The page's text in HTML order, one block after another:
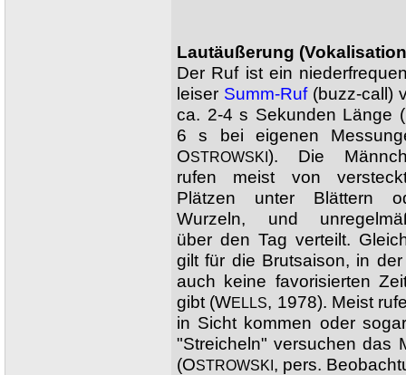
Lautäußerung
Der Ruf ist ein
leiser Summ-Ruf(buzz-call)
ca. 2-4 s Sekunden Länge
6 s bei eigenen
OSTROWSKI). Die
rufen meist von
Plätzen unter Blättern
Wurzeln, und
über den Tag verteilt.
gilt für die Brutsaison, in
auch keine favorisierten
gibt (WELLS, 1978). Meist
in Sicht kommen oder
"Streicheln" versuchen das
(OSTROWSKI, pers.